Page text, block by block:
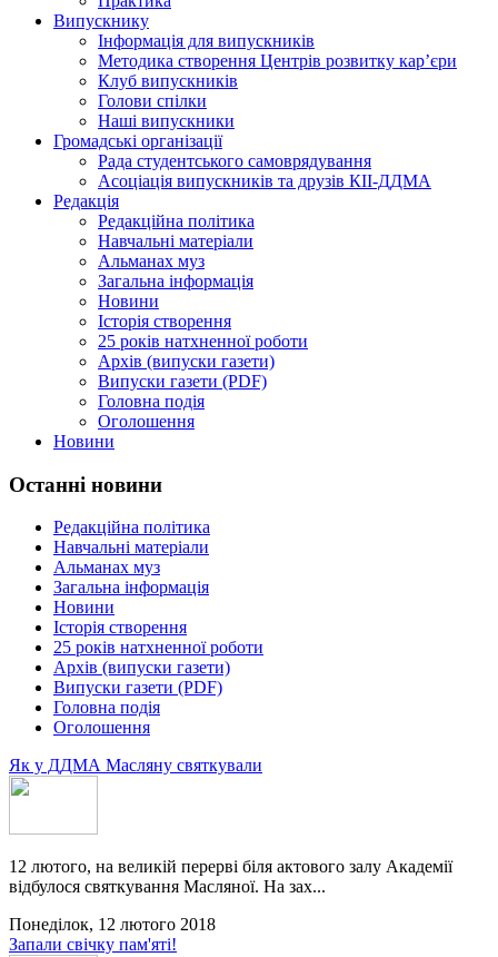
Випускнику
Інформація для випускників
Методика створення Центрів розвитку кар’єри
Клуб випускників
Голови спілки
Наші випускники
Громадські організації
Рада студентського самоврядування
Асоціація випускників та друзів КІІ-ДДМА
Редакція
Редакційна політика
Навчальні матеріали
Альманах муз
Загальна інформація
Новини
Історія створення
25 років натхненної роботи
Архів (випуски газети)
Випуски газети (PDF)
Головна подія
Оголошення
Новини
Останні новини
Редакційна політика
Навчальні матеріали
Альманах муз
Загальна інформація
Новини
Історія створення
25 років натхненної роботи
Архів (випуски газети)
Випуски газети (PDF)
Головна подія
Оголошення
Як у ДДМА Масляну святкували
12 лютого, на великій перерві біля актового залу Академії
відбулося святкування Масляної. На зах...
Понеділок, 12 лютого 2018
Запали свічку пам'яті!